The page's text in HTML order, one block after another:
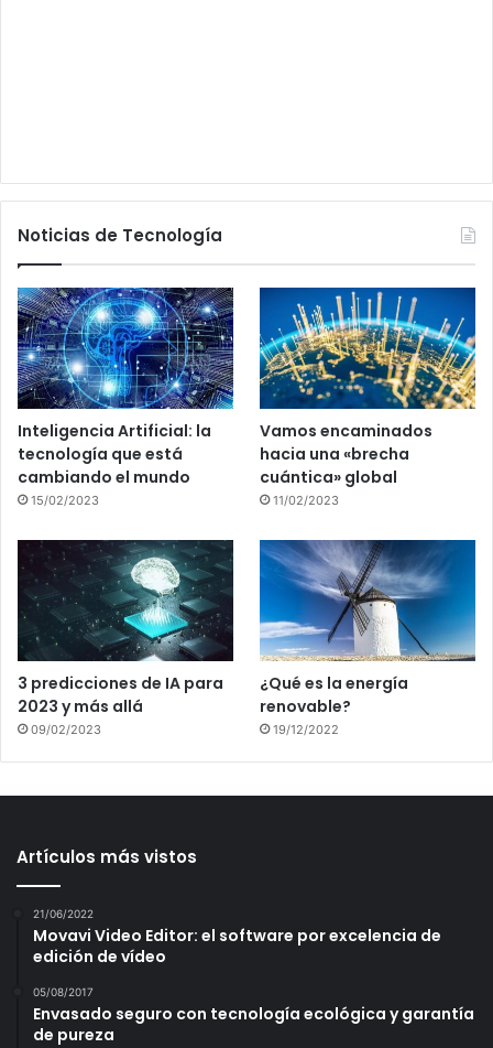
Noticias de Tecnología
Inteligencia Artificial: la
tecnología que está
cambiando el mundo
15/02/2023
Vamos encaminados
hacia una «brecha
cuántica» global
11/02/2023
3 predicciones de IA para
2023 y más allá
09/02/2023
¿Qué es la energía
renovable?
19/12/2022
Artículos más vistos
21/06/2022
Movavi Video Editor: el software por excelencia de
edición de vídeo
05/08/2017
Envasado seguro con tecnología ecológica y garantía
de pureza